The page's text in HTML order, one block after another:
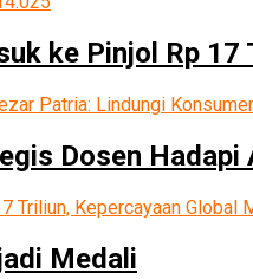
ke Pinjol Rp 17
Dosen Hadapi
Medali